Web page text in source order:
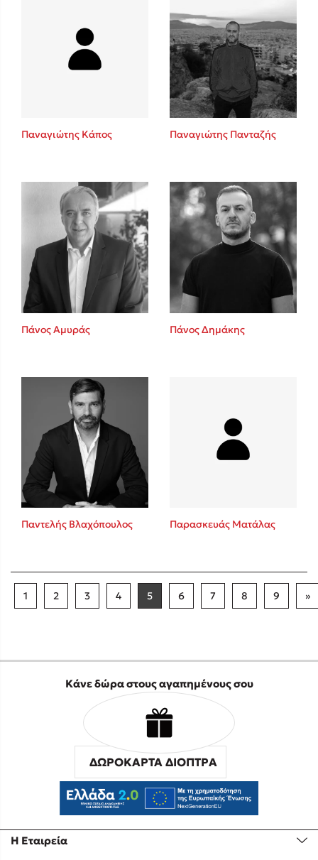
Παναγιώτης Κάπος Παναγιώτης Πανταζής
Πάνος Αμυράς Πάνος Δημάκης
Παντελής Βλαχόπουλος Παρασκευάς Ματάλας
1 2 3 4 5 6 7 8 9 »
Η Εταιρεία
Κάνε δώρα στους αγαπημένους σου
ΔΩΡΟΚΑΡΤΑ ΔΙΟΠΤΡΑ